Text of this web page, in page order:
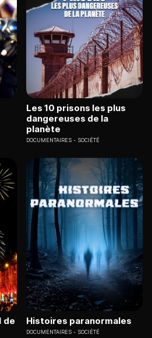
Les 10 prisons les plus
dangereuses de la
planète
DOCUMENTAIRES SOCIÉTÉ
de
Histoires paranormales
DOCUMENTAIRES SOCIÉTÉ